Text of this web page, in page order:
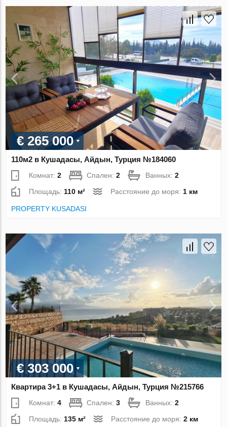
€ 265 000
110м2 в Кушадасы, Айдын, Турция №184060
Комнат:2 Спален:2 Ванных:2
Площадь: 110 м² Расстояние до моря: 1 км
PROPERTY KUSADASI
€ 303 000
Квартира 3+1 в Кушадасы, Айдын, Турция №215766
Комнат:4 Спален:3 Ванных:2
Площадь: 135 м² Расстояние до моря:2 км